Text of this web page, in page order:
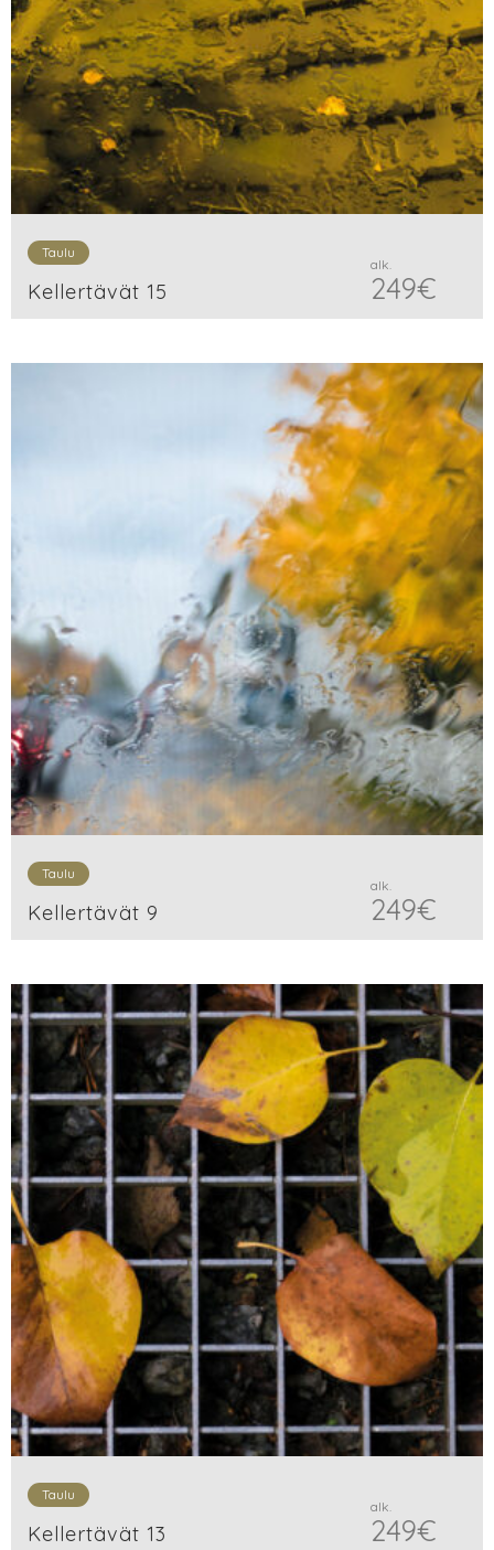
Taulu
Kellertävät 15
alk.
249€
Taulu
Kellertävät 9
alk.
249€
Taulu
Kellertävät 13
alk.
249€